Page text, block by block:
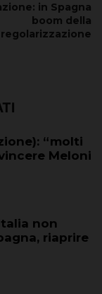
in Spagna
boom della
regolarizzazione
“molti
Meloni
non
riaprire